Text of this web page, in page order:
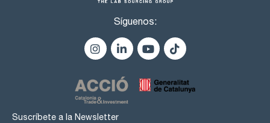
Síguenos:
Suscríbete a la Newsletter